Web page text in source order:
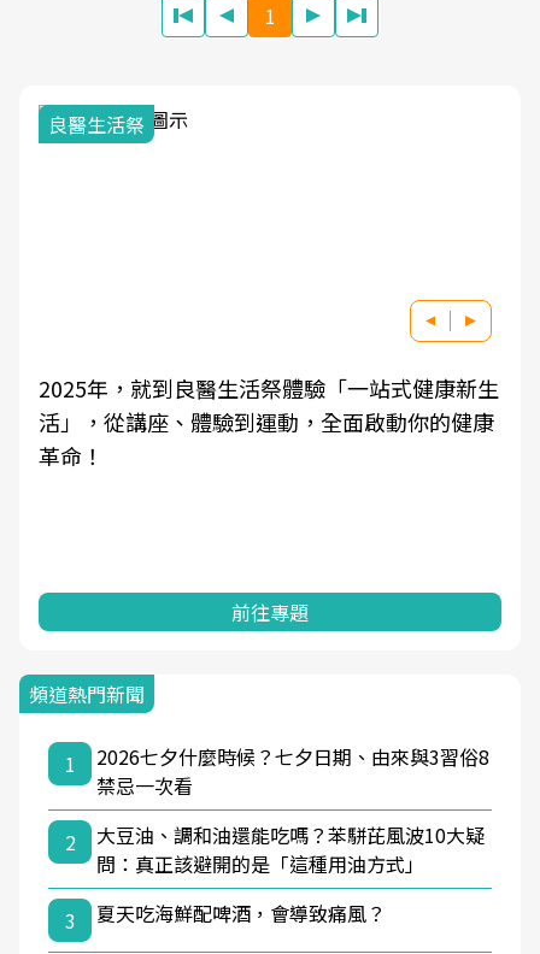
1
良醫生活祭
2025年，就到良醫生活祭體驗「一站式健康新生
活」，從講座、體驗到運動，全面啟動你的健康
革命！
前往專題
頻道熱門新聞
1
2026七夕什麼時候？七夕日期、由來與3習俗8
禁忌一次看
2
大豆油、調和油還能吃嗎？苯駢芘風波10大疑
問：真正該避開的是「這種用油方式」
3
夏天吃海鮮配啤酒，會導致痛風？